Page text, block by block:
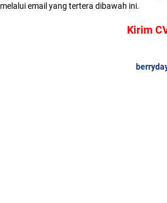
melalui email yang tertera dibawah ini.
Kirim